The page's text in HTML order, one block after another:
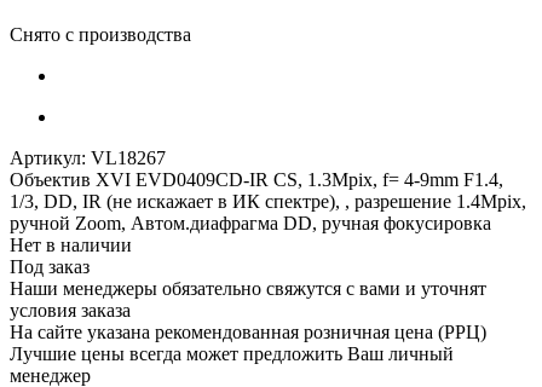
Снято с производства
Артикул: VL18267
Объектив XVI EVD0409CD-IR CS, 1.3Mpix, f= 4-9mm F1.4,
1/3, DD, IR (не искажает в ИК спектре), , разрешение 1.4Mpix,
ручной Zoom, Автом.диафрагма DD, ручная фокусировка
Нет в наличии
Под заказ
Наши менеджеры обязательно свяжутся с вами и уточнят
условия заказа
На сайте указана рекомендованная розничная цена (РРЦ)
Лучшие цены всегда может предложить Ваш личный
менеджер